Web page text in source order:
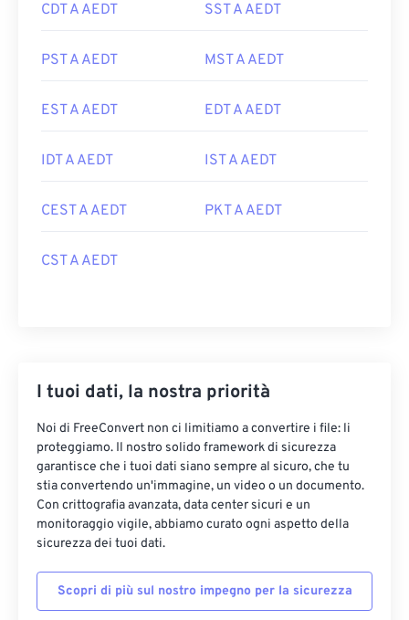
CDT A AEDT SST A AEDT
PST A AEDT MST A AEDT
EST A AEDT EDT A AEDT
IDT A AEDT IST A AEDT
CEST A AEDT PKT A AEDT
CST A AEDT
I tuoi dati, la nostra priorità
Noi di FreeConvert non ci limitiamo a convertire i file: li
proteggiamo. Il nostro solido framework di sicurezza
garantisce che i tuoi dati siano sempre al sicuro, che tu
stia convertendo un'immagine, un video o un documento.
Con crittografia avanzata, data center sicuri e un
monitoraggio vigile, abbiamo curato ogni aspetto della
sicurezza dei tuoi dati.
Scopri di più sul nostro impegno per la sicurezza